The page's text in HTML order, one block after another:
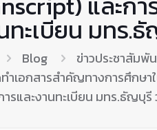
ทะเบียน มทร
Blog
ข่าวประชาสัมพั
ำเอกสารสำคัญทางการศึ
ารและงานทะเบียน มทร.ธัญบุ